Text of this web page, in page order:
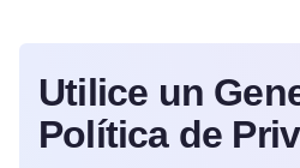
Utilice un
Política de